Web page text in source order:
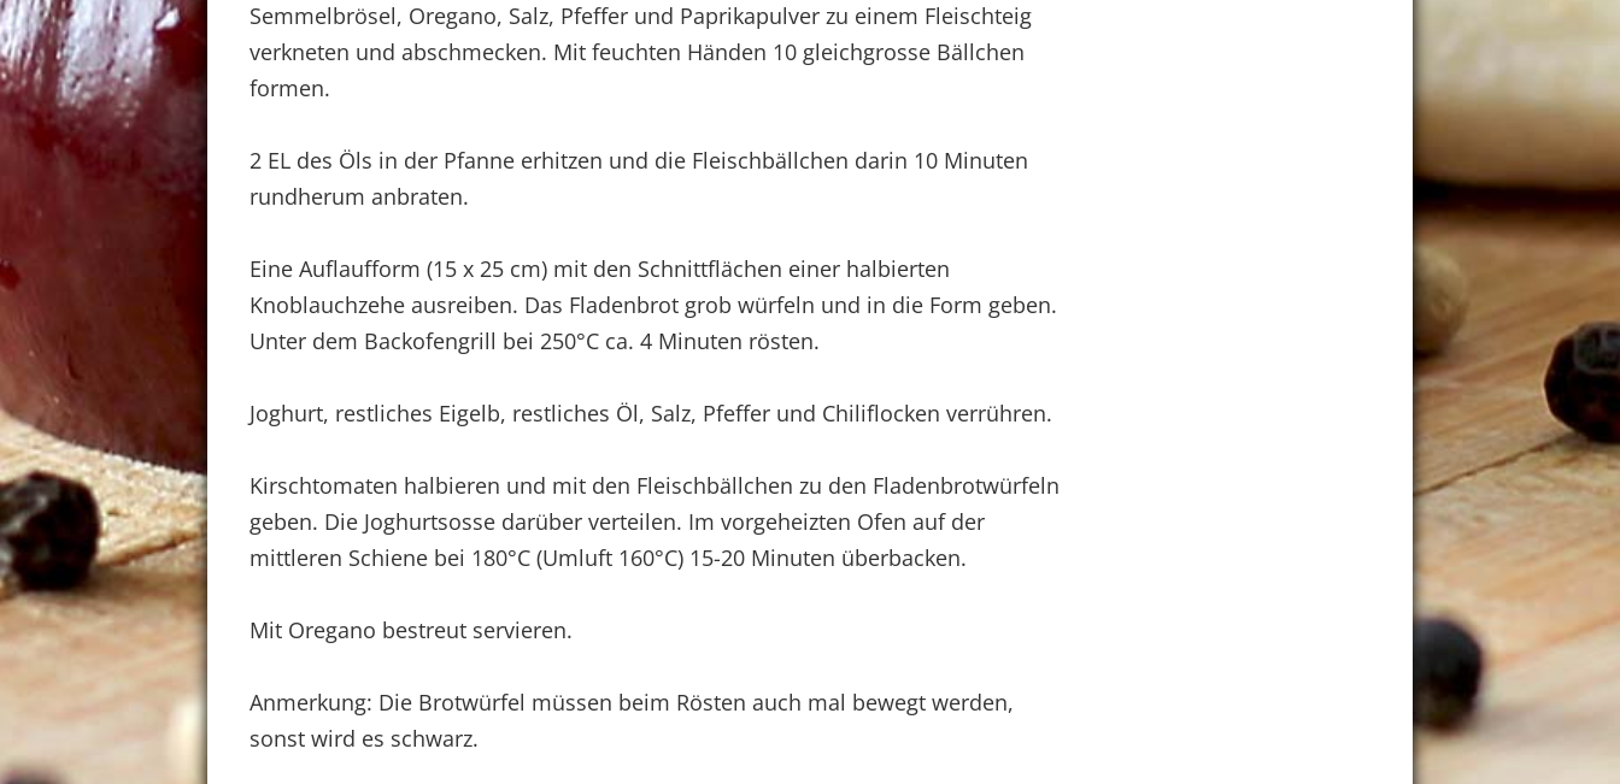
Semmelbrösel, Oregano, Salz, Pfeffer und Paprikapulver zu einem Fleischteig
verkneten und abschmecken. Mit feuchten Händen 10 gleichgrosse Bällchen
formen.
2 EL des Öls in der Pfanne erhitzen und die Fleischbällchen darin 10 Minuten
rundherum anbraten.
Eine Auflaufform (15 x 25 cm) mit den Schnittflächen einer halbierten
Knoblauchzehe ausreiben. Das Fladenbrot grob würfeln und in die Form geben.
Unter dem Backofengrill bei 250°C ca. 4 Minuten rösten.
Joghurt, restliches Eigelb, restliches Öl, Salz, Pfeffer und Chiliflocken verrühren.
Kirschtomaten halbieren und mit den Fleischbällchen zu den Fladenbrotwürfeln
geben. Die Joghurtsosse darüber verteilen. Im vorgeheizten Ofen auf der
mittleren Schiene bei 180°C (Umluft 160°C) 15-20 Minuten überbacken.
Mit Oregano bestreut servieren.
Anmerkung: Die Brotwürfel müssen beim Rösten auch mal bewegt werden,
sonst wird es schwarz.